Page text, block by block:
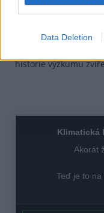
Data Deletion
Přináší cenné
prostředí, pro které
po skončení
historie výzkumu